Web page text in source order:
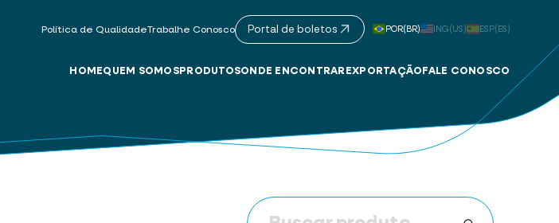
Política de QualidadeTrabalhe Conosco Portal de boletos POR(BR) ING(US) ESP(ES)
HOMEQUEM SOMOS PRODUTOSONDE ENCONTRAR EXPORTAÇÃO FALE CONOSCO